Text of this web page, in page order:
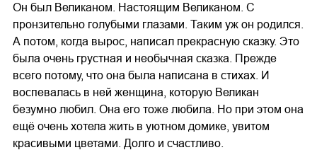
Он был Великаном. Настоящим Великаном. С
пронзительно голубыми глазами. Таким уж он родился.
А потом, когда вырос, написал прекрасную сказку. Это
была очень грустная и необычная сказка. Прежде
всего потому, что она была написана в стихах. И
воспевалась в ней женщина, которую Великан
безумно любил. Она его тоже любила. Но при этом она
ещё очень хотела жить в уютном домике, увитом
красивыми цветами. Долго и счастливо.